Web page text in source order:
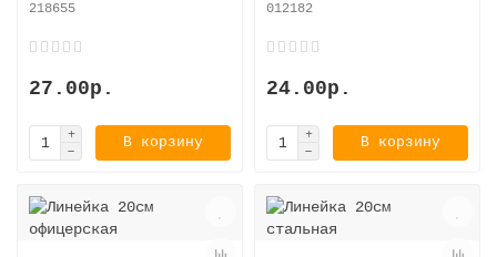
218655
27.00р.
В корзину
012182
24.00р.
В корзину